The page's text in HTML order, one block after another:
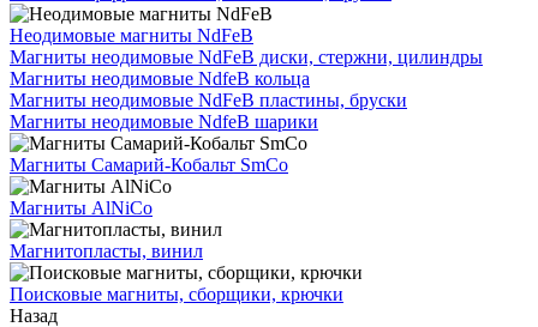
Неодимовые магниты NdFeB
Магниты неодимовые NdFeB диски, стержни, цилиндры
Магниты неодимовые NdfeB кольца
Магниты неодимовые NdFeB пластины, бруски
Магниты неодимовые NdfeB шарики
Магниты Самарий-Кобальт SmCo
Магниты AlNiCo
Магнитопласты, винил
Поисковые магниты, сборщики, крючки
Назад